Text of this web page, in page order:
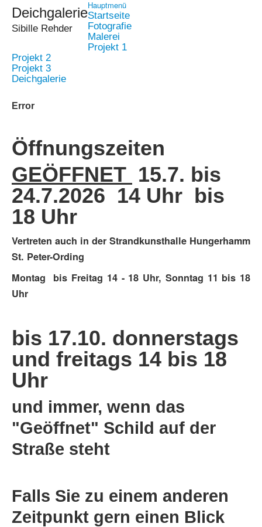
Deichgalerie
Sibille Rehder
Hauptmenü
Startseite
Fotografie
Malerei
Projekt 1
Projekt 2
Projekt 3
Deichgalerie
Error
Öffnungszeiten
GEÖFFNET 15.7. bis
24.7.2026 14 Uhr bis
18 Uhr
Vertreten auch in der Strandkunsthalle Hungerhamm
St. Peter-Ording
Montag bis Freitag 14 - 18 Uhr, Sonntag 11 bis 18
Uhr
bis 17.10. donnerstags
und freitags 14 bis 18
Uhr
und immer, wenn das
"Geöffnet" Schild auf der
Straße steht
Falls Sie zu einem anderen
Zeitpunkt gern einen Blick